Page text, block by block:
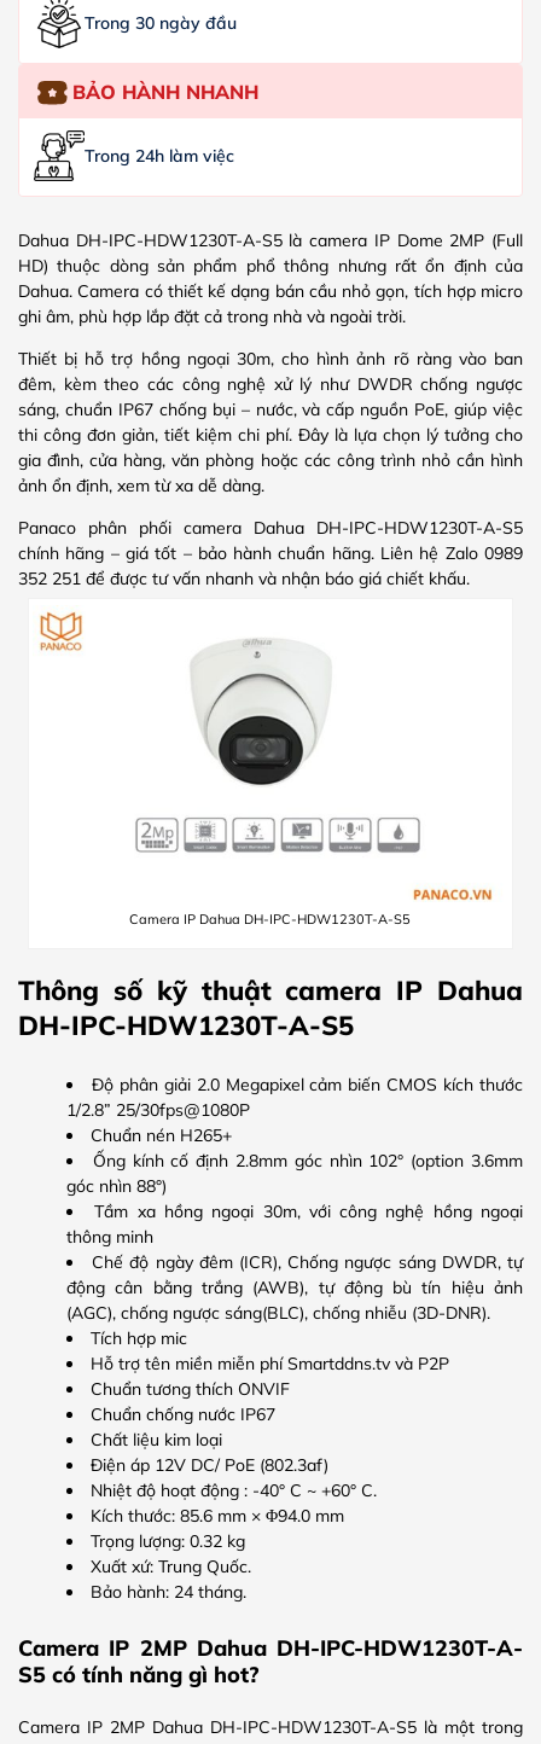
Trong 30 ngày đầu
BẢO HÀNH NHANH
Trong 24h làm việc
Dahua DH-IPC-HDW1230T-A-S5 là camera IP Dome 2MP (Full
HD) thuộc dòng sản phẩm phổ thông nhưng rất ổn định của
Dahua. Camera có thiết kế dạng bán cầu nhỏ gọn, tích hợp micro
ghi âm, phù hợp lắp đặt cả trong nhà và ngoài trời.
Thiết bị hỗ trợ hồng ngoại 30m, cho hình ảnh rõ ràng vào ban
đêm, kèm theo các công nghệ xử lý như DWDR chống ngược
sáng, chuẩn IP67 chống bụi – nước, và cấp nguồn PoE, giúp việc
thi công đơn giản, tiết kiệm chi phí. Đây là lựa chọn lý tưởng cho
gia đình, cửa hàng, văn phòng hoặc các công trình nhỏ cần hình
ảnh ổn định, xem từ xa dễ dàng.
Panaco phân phối camera Dahua DH-IPC-HDW1230T-A-S5
chính hãng – giá tốt – bảo hành chuẩn hãng. Liên hệ Zalo 0989
352 251 để được tư vấn nhanh và nhận báo giá chiết khấu.
Camera IP Dahua DH-IPC-HDW1230T-A-S5
Thông số kỹ thuật camera IP Dahua
DH-IPC-HDW1230T-A-S5
Độ phân giải 2.0 Megapixel cảm biến CMOS kích thước
1/2.8” 25/30fps@1080P
Chuẩn nén H265+
Ống kính cố định 2.8mm góc nhìn 102° (option 3.6mm
góc nhìn 88°)
Tầm xa hồng ngoại 30m, với công nghệ hồng ngoại
thông minh
Chế độ ngày đêm (ICR), Chống ngược sáng DWDR, tự
động cân bằng trắng (AWB), tự động bù tín hiệu ảnh
(AGC), chống ngược sáng(BLC), chống nhiễu (3D-DNR).
Tích hợp mic
Hỗ trợ tên miền miễn phí Smartddns.tv và P2P
Chuẩn tương thích ONVIF
Chuẩn chống nước IP67
Chất liệu kim loại
Điện áp 12V DC/ PoE (802.3af)
Nhiệt độ hoạt động : -40° C ~ +60° C.
Kích thước: 85.6 mm × Φ94.0 mm
Trọng lượng: 0.32 kg
Xuất xứ: Trung Quốc.
Bảo hành: 24 tháng.
Camera IP 2MP Dahua DH-IPC-HDW1230T-A-
S5 có tính năng gì hot?
Camera IP 2MP Dahua DH-IPC-HDW1230T-A-S5 là một trong